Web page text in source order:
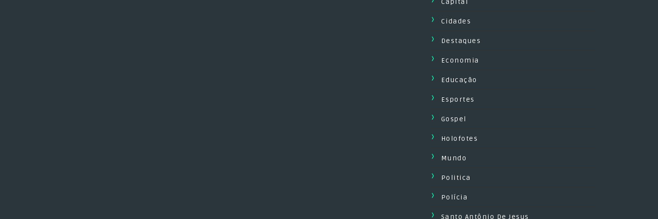
Capital
Cidades
Destaques
Economia
Educação
Esportes
Gospel
Holofotes
Mundo
Politica
Polícia
Santo Antônio De Jesus